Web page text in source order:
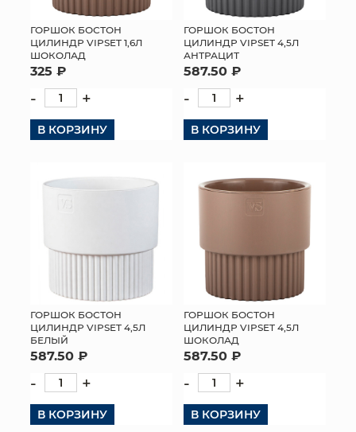
ГОРШОК БОСТОН
ЦИЛИНДР VIPSET 1,6Л
ШОКОЛАД
325 ₽
- +
В КОРЗИНУ
ГОРШОК БОСТОН
ЦИЛИНДР VIPSET 4,5Л
АНТРАЦИТ
587.50 ₽
- +
В КОРЗИНУ
ГОРШОК БОСТОН
ЦИЛИНДР VIPSET 4,5Л
БЕЛЫЙ
587.50 ₽
- +
В КОРЗИНУ
ГОРШОК БОСТОН
ЦИЛИНДР VIPSET 4,5Л
ШОКОЛАД
587.50 ₽
- +
В КОРЗИНУ